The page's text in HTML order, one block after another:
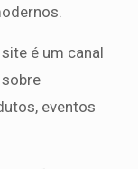
é um canal
eventos